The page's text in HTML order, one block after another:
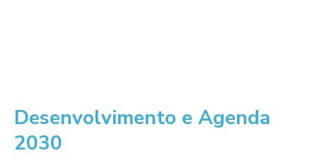
Desenvolvimento e Agenda
2030